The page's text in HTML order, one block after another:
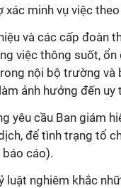
minh vụ việc
và các cấp đoàn
việc thông suốt,
nội bộ trường và
ảnh hưởng đến uy
yêu cầu Ban giám
để tình trạng tổ
cáo).
luật nghiêm khắc